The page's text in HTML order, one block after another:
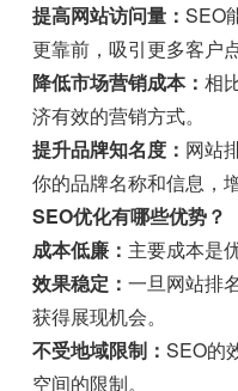
提高网站访问量：SEO
更靠前，吸引更多客户点
降低市场营销成本：相
济有效的营销方式。
提升品牌知名度： 网站
你的品牌名称和信息，
SEO优化有哪些优势？
成本低廉： 主要成本是
效果稳定：一旦网站排
获得展现机会。
不受地域限制：SEO的
空间的限制。